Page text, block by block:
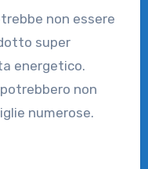
non essere
super
energetico.
non
numerose.